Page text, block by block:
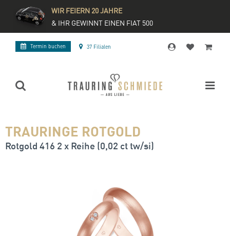
WIR FEIERN 20 JAHRE
& IHR GEWINNT EINEN FIAT 500
Termin buchen 37 Filialen
TRAURINGE ROTGOLD
Rotgold 416 2 x Reihe (0,02 ct tw/si)